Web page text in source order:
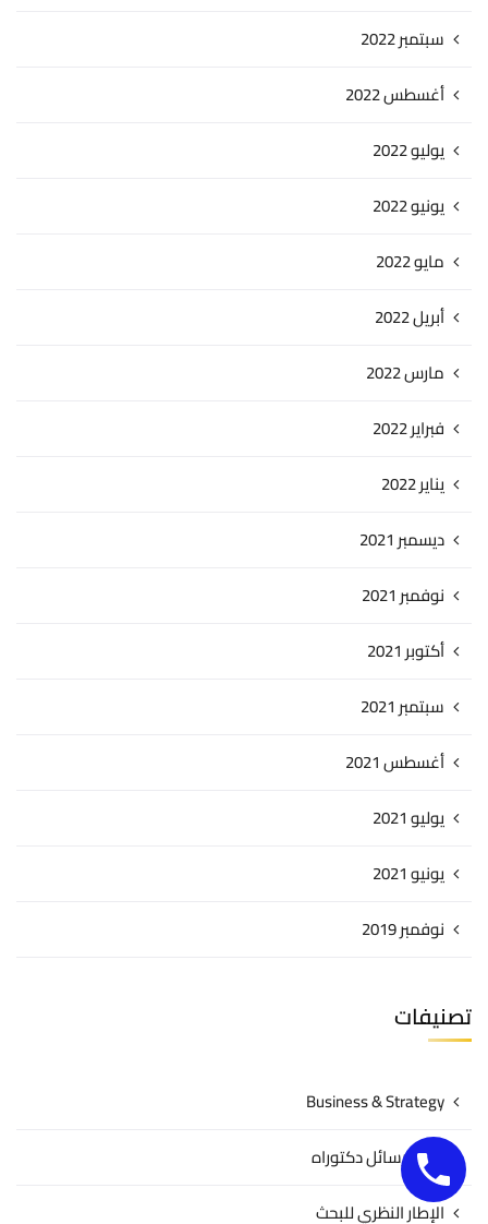
سبتمبر 2022
أغسطس 2022
يوليو 2022
يونيو 2022
مايو 2022
أبريل 2022
مارس 2022
فبراير 2022
يناير 2022
ديسمبر 2021
نوفمبر 2021
أكتوبر 2021
سبتمبر 2021
أغسطس 2021
يوليو 2021
يونيو 2021
نوفمبر 2019
تصنيفات
Business & Strategy
اعداد رسائل دكتوراه
الإطار النظري للبحث